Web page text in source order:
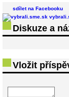
sdílet na Facebooku
Diskuze a
Vložit